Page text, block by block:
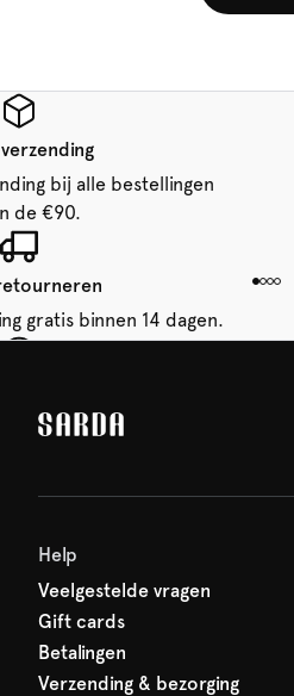
bij alle bestellingen
de €90.
gratis binnen 14 dagen.
van SARDA — je eerste
Help
Veelgestelde vragen
Gift cards
Betalingen
Verzending & bezorging